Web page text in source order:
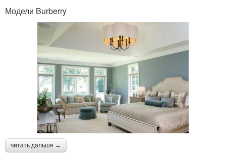
Модели Burberry
читать дальше →